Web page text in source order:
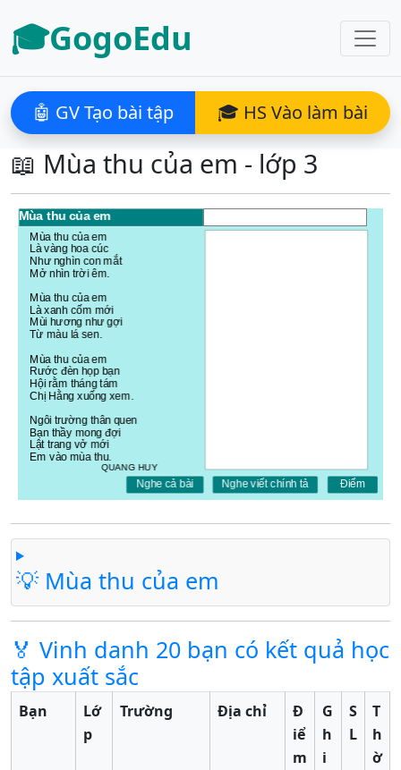
🎓GogoEdu
🤖 GV Tạo bài tập 🎓 HS Vào làm bài
📖 Mùa thu của em - lớp 3
💡 Mùa thu của em
🏅 Vinh danh 20 bạn có kết quả học
tập xuất sắc
Bạn
Lớ
p
Trường Địa chỉ
Đ
iể
m
G
h
i
S
L
T
h
ờ